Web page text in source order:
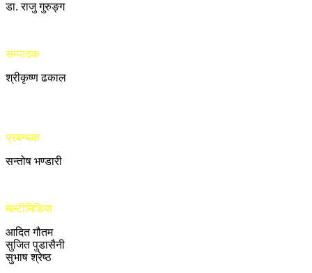
डा. राजु गुरुङ्ग
सम्पादक
श्रीकृष्ण ढकाल
प्रबन्धक
सन्तोष भण्डारी
मल्टीमिडिया
आदित गौतम
सुजित पुडासैनी
सुभाष श्रेष्ठ